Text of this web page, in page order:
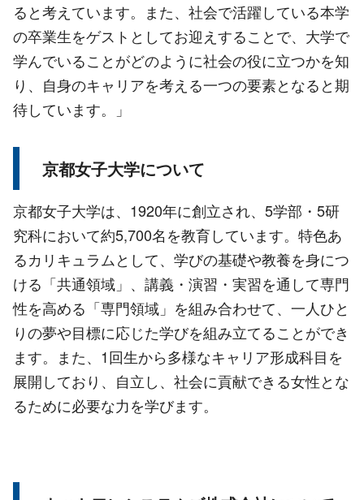
ると考えています。また、社会で活躍している本学
の卒業生をゲストとしてお迎えすることで、大学で
学んでいることがどのように社会の役に立つかを知
り、自身のキャリアを考える一つの要素となると期
待しています。」
京都女子大学について
京都女子大学は、1920年に創立され、5学部・5研
究科において約5,700名を教育しています。特色あ
るカリキュラムとして、学びの基礎や教養を身につ
ける「共通領域」、講義・演習・実習を通して専門
性を高める「専門領域」を組み合わせて、一人ひと
りの夢や目標に応じた学びを組み立てることができ
ます。また、1回生から多様なキャリア形成科目を
展開しており、自立し、社会に貢献できる女性とな
るために必要な力を学びます。